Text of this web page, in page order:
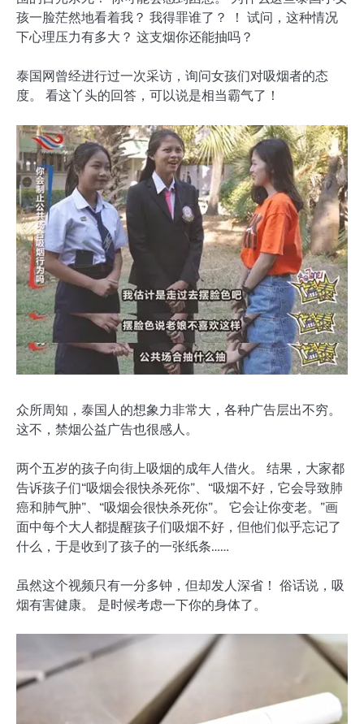
孩一脸茫然地看着我？ 我得罪谁了？ ！ 试问，这种情况
下心理压力有多大？ 这支烟你还能抽吗？
泰国网曾经进行过一次采访，询问女孩们对吸烟者的态
度。 看这丫头的回答，可以说是相当霸气了！
众所周知，泰国人的想象力非常大，各种广告层出不穷。
这不，禁烟公益广告也很感人。
两个五岁的孩子向街上吸烟的成年人借火。 结果，大家都
告诉孩子们“吸烟会很快杀死你”、“吸烟不好，它会导致肺
癌和肺气肿”、“吸烟会很快杀死你”。 它会让你变老。”画
面中每个大人都提醒孩子们吸烟不好，但他们似乎忘记了
什么，于是收到了孩子的一张纸条……
虽然这个视频只有一分多钟，但却发人深省！ 俗话说，吸
烟有害健康。 是时候考虑一​​下你的身体了。